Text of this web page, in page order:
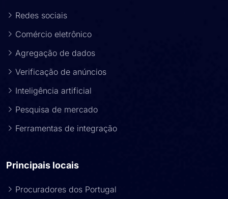
Redes sociais
Comércio eletrônico
Agregação de dados
Verificação de anúncios
Inteligência artificial
Pesquisa de mercado
Ferramentas de integração
Principais locais
Procuradores dos Portugal